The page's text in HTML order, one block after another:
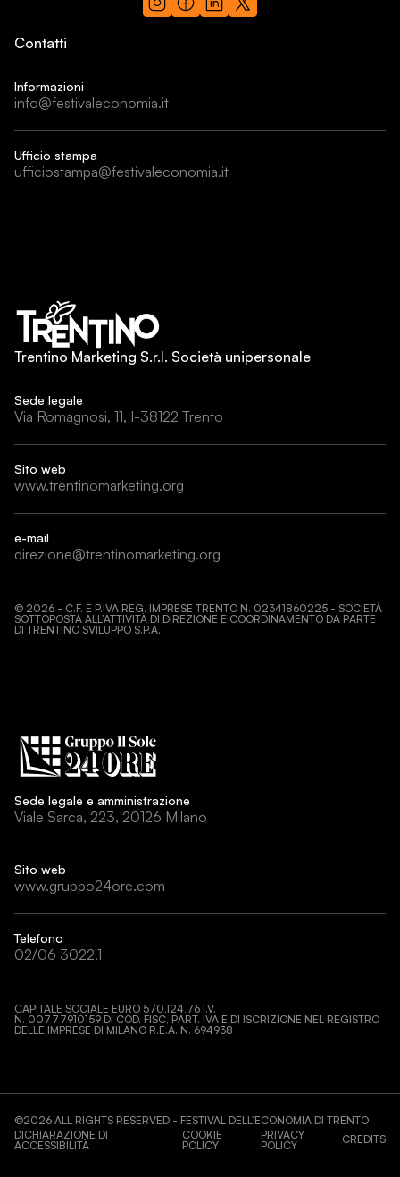
Contatti
Informazioni
info@festivaleconomia.it
Ufficio stampa
ufficiostampa@festivaleconomia.it
Trentino Marketing S.r.l. Società unipersonale
Sede legale
Via Romagnosi, 11, I-38122 Trento
Sito web
www.trentinomarketing.org
e-mail
direzione@trentinomarketing.org
© 2026 - C.F. E P.IVA REG. IMPRESE TRENTO N. 02341860225 - SOCIETÀ
SOTTOPOSTA ALL’ATTIVITÀ DI DIREZIONE E COORDINAMENTO DA PARTE
DI TRENTINO SVILUPPO S.P.A.
Sede legale e amministrazione
Viale Sarca, 223, 20126 Milano
Sito web
www.gruppo24ore.com
Telefono
02/06 3022.1
CAPITALE SOCIALE EURO 570.124,76 I.V.
N. 00777910159 DI COD. FISC, PART. IVA E DI ISCRIZIONE NEL REGISTRO
DELLE IMPRESE DI MILANO R.E.A. N. 694938
©2026 ALL RIGHTS RESERVED - FESTIVAL DELL’ECONOMIA DI TRENTO
DICHIARAZIONE DI
ACCESSIBILITÀ
COOKIE
POLICY
PRIVACY
POLICY
CREDITS